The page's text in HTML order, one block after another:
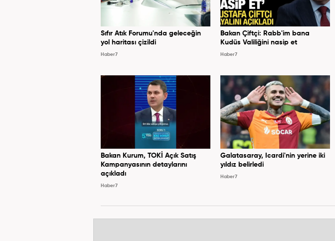
Sıfır Atık Forumu'nda geleceğin
yol haritası çizildi
Haber7
Bakan Çiftçi: Rabb'im bana
Kudüs Valiliğini nasip et
Haber7
Bakan Kurum, TOKİ Açık Satış
Kampanyasının detaylarını
açıkladı
Haber7
Galatasaray, Icardi'nin yerine iki
yıldız belirledi
Haber7